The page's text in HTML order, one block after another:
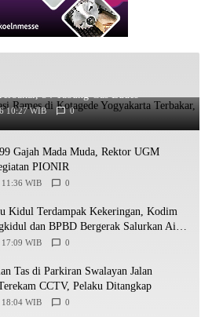
Warung Nasi Rames di Kotagede
54 Tabung Gas Ludes
10:27 WIB 0
Gajah Mada Muda, Rektor UGM
PIONIR
11:36 WIB 0
Kidul Terdampak Kekeringan, Kodim
dan BPBD Bergerak Salurkan Air
17:09 WIB 0
Tas di Parkiran Swalayan Jalan
CCTV, Pelaku Ditangkap
18:04 WIB 0